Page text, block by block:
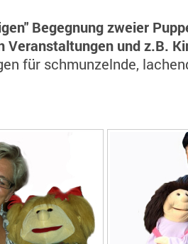
Begegnung zweier
Veranstaltungen und z.B.
für schmunzelnde,